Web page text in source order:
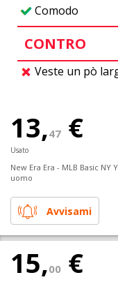
Comodo
CONTRO
Veste un pò
13,47 €
Usato
New Era Era - MLB Basic
uomo
Avvisami
15,00 €